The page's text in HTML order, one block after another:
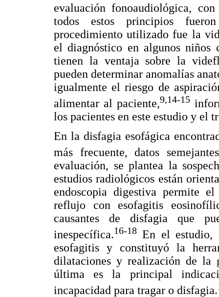
evaluación fonoaudiológica,
todos estos principios
procedimiento utilizado fue la
el diagnóstico en algunos niños
tienen la ventaja sobre la
pueden determinar anomalías
igualmente el riesgo de
alimentar al paciente,9,14-15
los pacientes en este estudio y el
En la disfagia esofágica
más frecuente, datos
evaluación, se plantea la
estudios radiológicos están
endoscopia digestiva permite
reflujo con esofagitis
causantes de disfagia que
inespecífica.16-18 En el estudio,
esofagitis y constituyó la
dilataciones y realización de la
última es la principal
incapacidad para tragar o disfagia.